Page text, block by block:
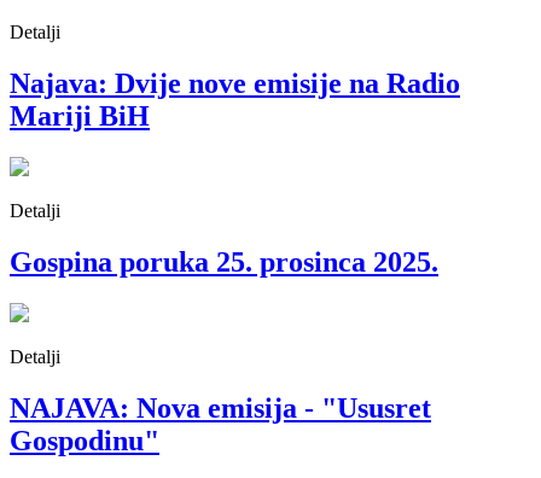
Detalji
Najava: Dvije nove emisije na Radio
Mariji BiH
Detalji
Gospina poruka 25. prosinca 2025.
Detalji
NAJAVA: Nova emisija - "Ususret
Gospodinu"